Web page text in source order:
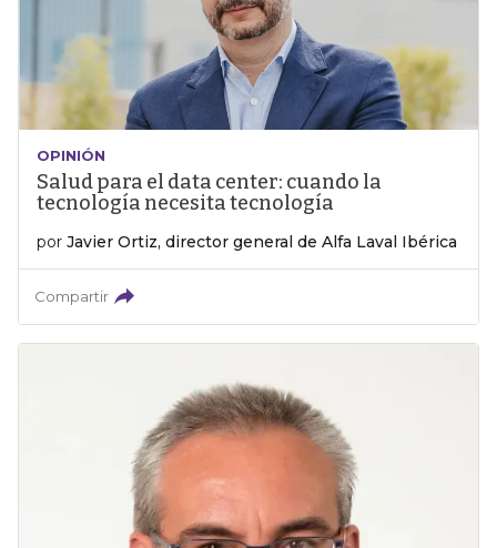
OPINIÓN
Salud para el data center: cuando la
tecnología necesita tecnología
por Javier Ortiz, director general de Alfa Laval Ibérica
Compartir